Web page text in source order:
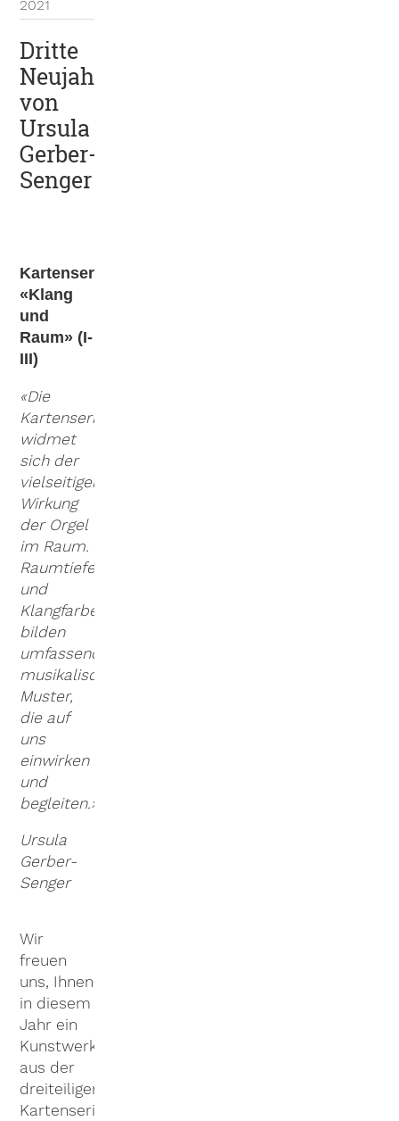
2021
Dritte
Neujahrskarte
von
Ursula
Gerber-
Senger
Kartenserie
«Klang
und
Raum» (I-
III)
«Die
Kartenserie
widmet
sich der
vielseitigen
Wirkung
der Orgel
im Raum.
Raumtiefe
und
Klangfarben
bilden
umfassende
musikalische
Muster,
die auf
uns
einwirken
und
begleiten.»
Ursula
Gerber-
Senger
Wir
freuen
uns, Ihnen
in diesem
Jahr ein
Kunstwerk
aus der
dreiteiligen
Kartenserie